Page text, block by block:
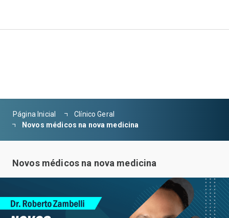
Página Inicial
Clínico Geral
Novos médicos na nova medicina
Novos médicos na nova medicina